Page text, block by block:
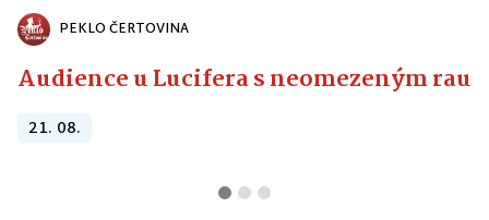
PEKLO ČERTOVINA
Audience u Lucifera s neomezeným
21. 08.